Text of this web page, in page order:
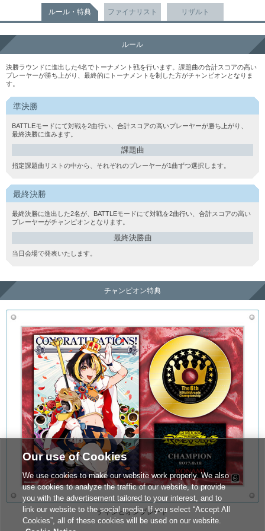
ルール・特典 ファイナリスト リザルト
ルール
決勝ラウンドに進出した4名でトーナメント戦を行います。課題曲の合計スコアの高い
プレーヤーが勝ち上がり、最終的にトーナメントを制した方がチャンピオンとなりま
す。
準決勝
BATTLEモードにて対戦を2曲行い、合計スコアの高いプレーヤーが勝ち上がり、
最終決勝に進みます。
課題曲
指定課題曲リストの中から、それぞれのプレーヤーが1曲ずつ選択します。
最終決勝
最終決勝に進出した2名が、BATTLEモードにて対戦を2曲行い、合計スコアの高い
プレーヤーがチャンピオンとなります。
最終決勝曲
当日会場で発表いたします。
チャンピオン特典
チャンピオンプレート
Our use of Cookies
We use cookies to make our website work properly. We also
use cookies to analyze the traffic of our website, to provide
you with the advertisement tailored to your interest, and to
link our website to the social media. If you select “Accept All
Cookies”, all of these cookies will be used on our website.